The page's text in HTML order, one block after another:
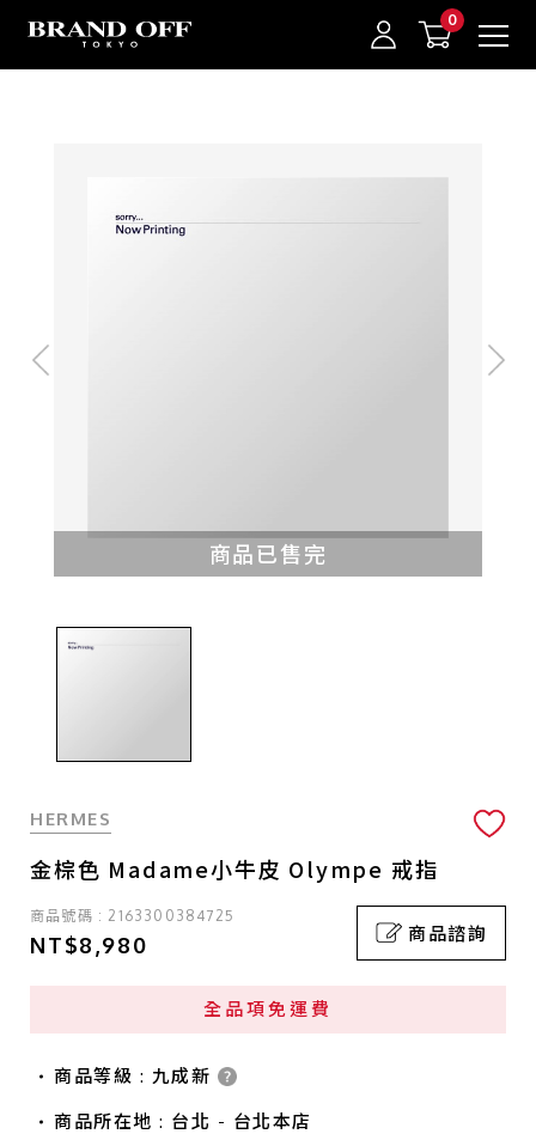
中古名牌業界No.1的BRAND OFF。BRAND OFF官網購物/h1>
登入/註冊
商品已售完
HERMES
金棕色 Madame小牛皮 Olympe 戒指
商品號碼 : 2163300384725
NT$8,980 商品諮詢
全品項免運費
商品等級 : 九成新
商品所在地 : 台北 - 台北本店